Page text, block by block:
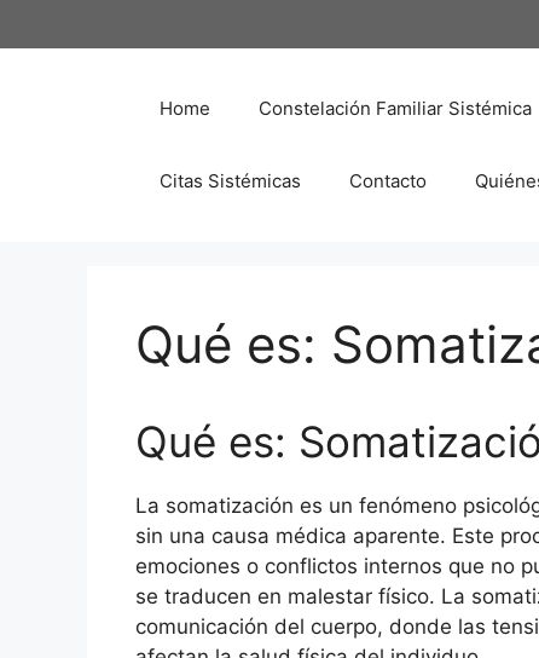
al
Home Constelación Familiar Sistémica
Citas Sistémicas Contacto
Qué es:
Qué es:
La somatización es un fenómeno
sin una causa médica aparente. Este
emociones o conflictos internos que no
se traducen en malestar físico. La
comunicación del cuerpo, donde las